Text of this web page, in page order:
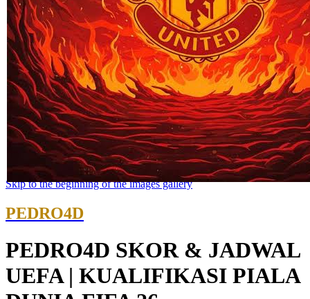
Skip to the beginning of the images gallery
PEDRO4D
PEDRO4D SKOR & JADWAL
UEFA | KUALIFIKASI PIALA